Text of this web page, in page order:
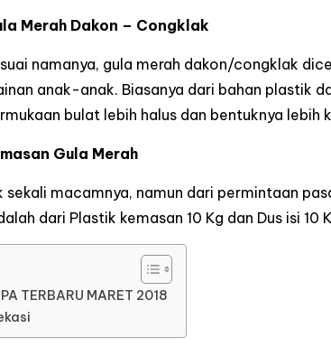
Merah Dakon – Congklak
namanya, gula merah dakon/congklak
anak-anak. Biasanya dari bahan plastik
bulat lebih halus dan bentuknya lebih
Gula Merah
sekali macamnya, namun dari permintaan
dari Plastik kemasan 10 Kg dan Dus isi 10
TERBARU MARET 2018